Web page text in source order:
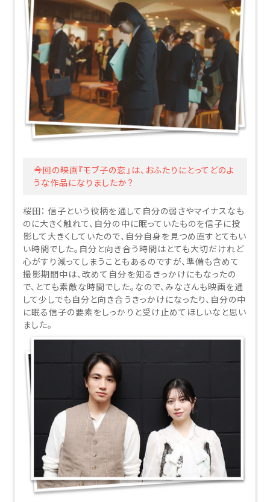
――今回の映画『モブ子の恋』は、おふたりにとってどのよ
うな作品になりましたか？
桜田： 信子という役柄を通して自分の弱さやマイナスなも
のに大きく触れて、自分の中に眠っていたものを信子に投
影して大きくしていたので、自分自身を見つめ直すとてもい
い時間でした。自分と向き合う時間はとても大切だけれど
心がすり減ってしまうこともあるのですが、準備も含めて
撮影期間中は、改めて自分を知るきっかけにもなったの
で、とても素敵な時間でした。なので、みなさんも映画を通
して少しでも自分と向き合うきっかけになったり、自分の中
に眠る信子の要素をしっかりと受け止めてほしいなと思い
ました。